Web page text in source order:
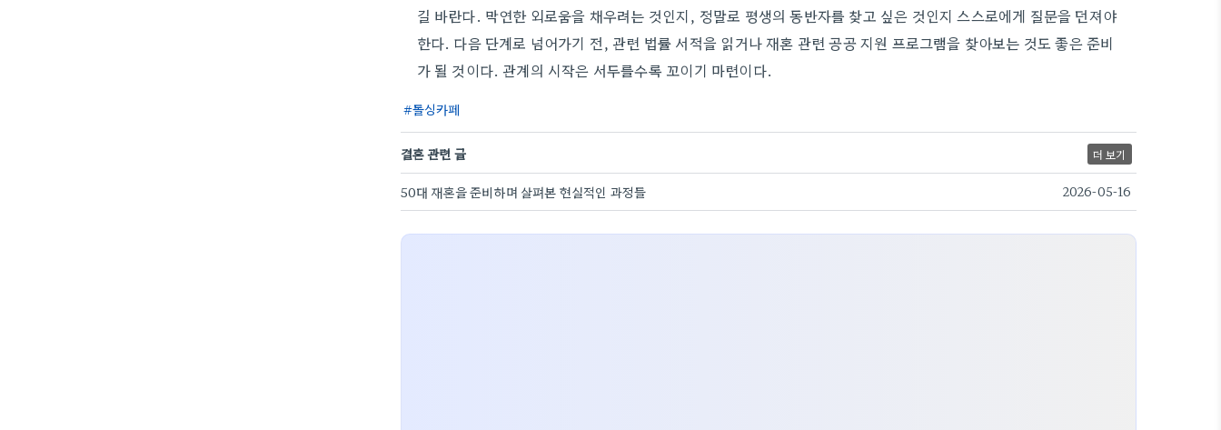
길 바란다. 막연한 외로움을 채우려는 것인지, 정말로 평생의 동반자를 찾고 싶은 것인지 스스로에게 질문을 던져야
한다. 다음 단계로 넘어가기 전, 관련 법률 서적을 읽거나 재혼 관련 공공 지원 프로그램을 찾아보는 것도 좋은 준비
가 될 것이다. 관계의 시작은 서두를수록 꼬이기 마련이다.
돌싱카페
결혼 관련 글 더 보기
50대 재혼을 준비하며 살펴본 현실적인 과정들 2026-05-16